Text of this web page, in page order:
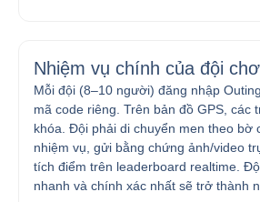
Nhiệm vụ chính của đội
Mỗi đội (8–10 người) đăng nhập
mã code riêng. Trên bản đồ GPS, các
khóa. Đội phải di chuyển men theo bờ
nhiệm vụ, gửi bằng chứng ảnh/video
tích điểm trên leaderboard realtime.
nhanh và chính xác nhất sẽ trở thành